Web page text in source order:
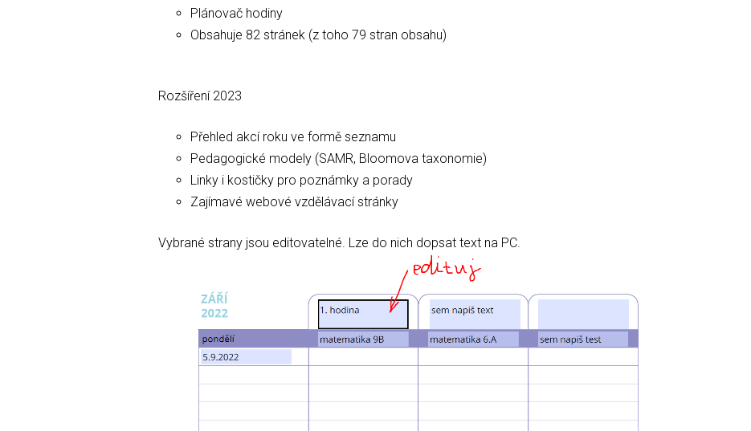
Plánovač hodiny
Obsahuje 82 stránek (z toho 79 stran obsahu)
Rozšíření 2023
Přehled akcí roku ve formě seznamu
Pedagogické modely (SAMR, Bloomova taxonomie)
Linky i kostičky pro poznámky a porady
Zajímavé webové vzdělávací stránky
Vybrané strany jsou editovatelné. Lze do nich dopsat text na PC.